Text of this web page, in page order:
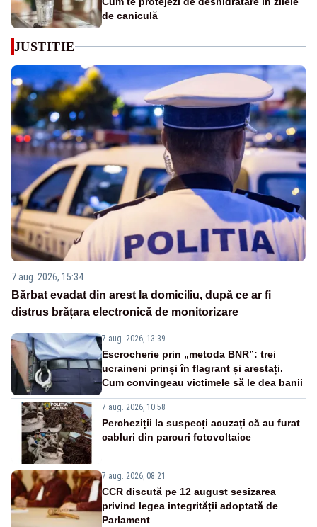
de caniculă
JUSTITIE
7 aug. 2026, 15:34
Bărbat evadat din arest la domiciliu, după ce ar fi
distrus brățara electronică de monitorizare
7 aug. 2026, 13:39
Escrocherie prin „metoda BNR”: trei
ucraineni prinși în flagrant și arestați.
Cum convingeau victimele să le dea banii
7 aug. 2026, 10:58
Percheziții la suspecți acuzați că au furat
cabluri din parcuri fotovoltaice
7 aug. 2026, 08:21
CCR discută pe 12 august sesizarea
privind legea integrității adoptată de
Parlament